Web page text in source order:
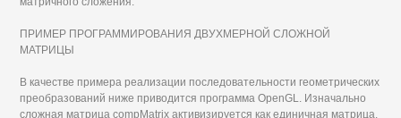
ПРИМЕР ПРОГРАММИРОВАНИЯ ДВУХМЕРНОЙ СЛОЖНОЙ
МАТРИЦЫ
В качестве примера реализации последовательности геометрических
преобразований ниже приводится программа OpenGL. Изначально
сложная матрица compMatrix активизируется как единичная матрица.